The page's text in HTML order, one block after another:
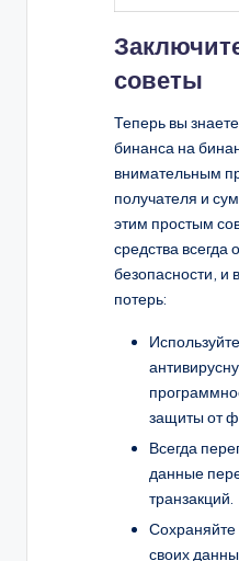
советы
Теперь вы
бинанса на
внимательным
получателя и
этим простым
средства всегда
безопасности, и
потерь:
защиты от
Всегда
данные
транзакций.
своих